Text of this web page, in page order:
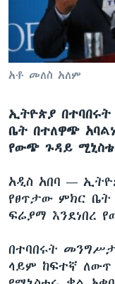
ቋንቋዎች
አቶ መለስ አለም
ኢትዮጵያ
ቤት በተለዋጭ
የውጭ ጉዳይ
አዲስ አበባ —
የፀጥታው ምክር ቤት
ፍሬያማ እንደነበረ
በተባበሩት
ላይም ከፍተኛ ለውጥ